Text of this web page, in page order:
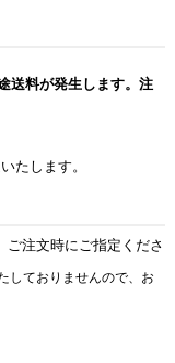
送料が発生します。注
たします。
ご注文時にご指定くださ
しておりませんので、お